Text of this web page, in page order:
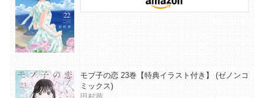
モブ子の恋 23巻【特典イラスト付き】 (ゼノンコ
ミックス)